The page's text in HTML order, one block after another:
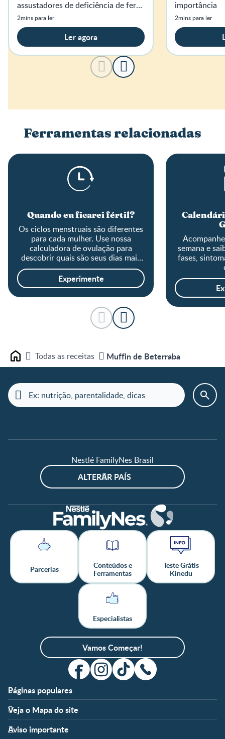
assustadores de deficiência de ferro
no organismo.
2mins para ler
Ler agora
importância
2mins para ler
Ferramentas relacionadas
Quando eu ficarei fértil?
Os ciclos menstruais são diferentes
para cada mulher. Use nossa
calculadora de ovulação para
descobrir quais são seus dias mais
férteis.
Experimente
semana e
fases,
Home Todas as receitas Muffin de Beterraba
Nestlé FamilyNes Brasil
ALTERAR PAÍS
Parcerias
Conteúdos e
Ferramentas
Teste Grátis
Kinedu
Especialistas
Vamos Começar!
Páginas populares
Apoio
FAQ
Nossos Artigos
Clube
Veja o Mapa do site
Fases
Pré-Concepção
Temas
Aviso importante